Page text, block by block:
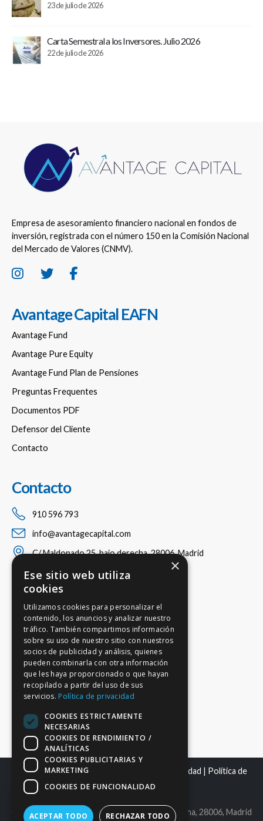
23 de julio de 2026
Carta Semestral a los Inversores. Julio 2026
22 de julio de 2026
Empresa de asesoramiento financiero nacional en fondos de
inversión, registrada con el número 150 en la Comisión Nacional
del Mercado de Valores (CNMV).
Avantage Capital EAFN
Avantage Fund
Avantage Pure Equity
Avantage Fund Plan de Pensiones
Preguntas Frequentes
Documentos PDF
Defensor del Cliente
Contacto
Contacto
910 596 793
info@avantagecapital.com
C/ Maldonado 25, bajo derecha, 28006, Madrid
Mapa del sitio|Aviso Legal Política de Privacidad | Política de
Cookies
C.I.F. B86980612 | C/ Maldonado 25, bajo derecha, 28006, Madrid
×
Ese sitio web utiliza
cookies
Utilizamos cookies para personalizar el
contenido, los anuncios y analizar nuestro
tráfico. También compartimos información
sobre su uso de nuestro sitio con nuestros
socios de publicidad y análisis, quienes
pueden combinarla con otra información
que les haya proporcionado o que hayan
recopilado a partir del uso de sus
servicios. Política de privacidad
COOKIES ESTRICTAMENTE
NECESARIAS
COOKIES DE RENDIMIENTO /
ANALÍTICAS
COOKIES PUBLICITARIAS Y
MARKETING
COOKIES DE FUNCIONALIDAD
ACEPTAR TODO RECHAZAR TODO